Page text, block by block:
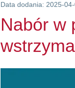
Data dodania: 2025-
Nabór w